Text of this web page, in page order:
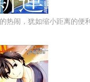
热闹，犹如缩小距离的便